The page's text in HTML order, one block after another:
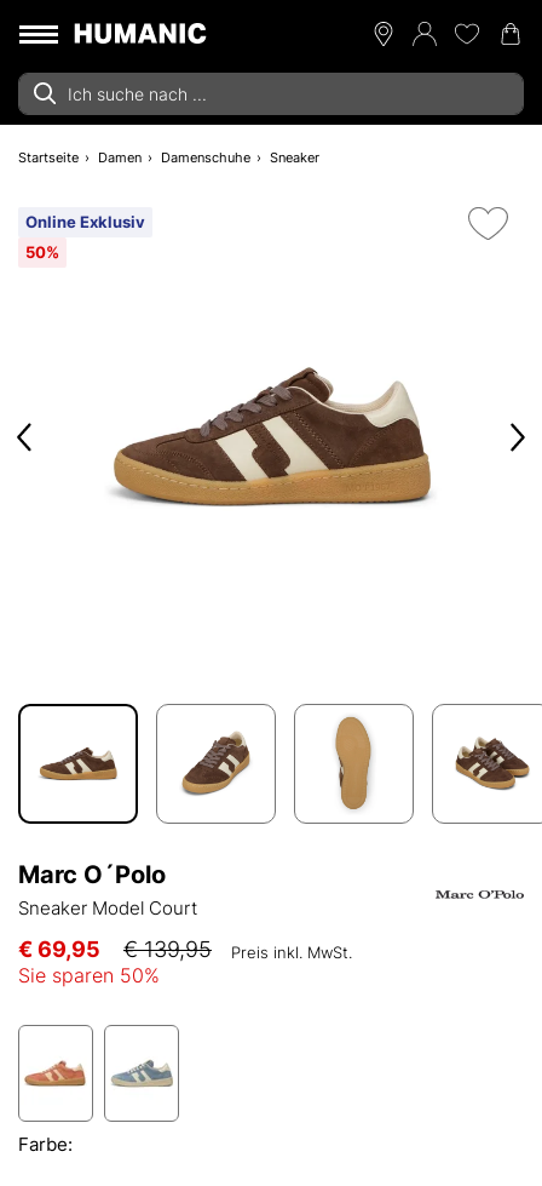
Startseite Damen Damenschuhe Sneaker
Online Exklusiv
50%
Marc O´Polo
Sneaker Model Court
€ 69,95 € 139,95 Preis inkl. MwSt.
Sie sparen 50%
Farbe: